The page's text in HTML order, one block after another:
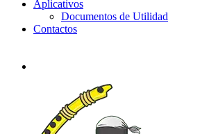
Aplicativos
Documentos de Utilidad
Contactos